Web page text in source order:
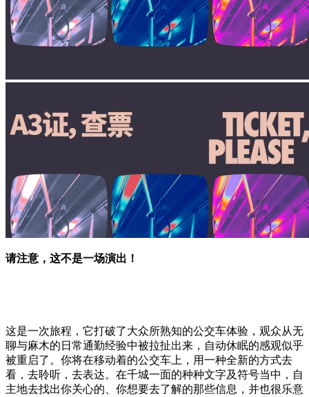
请注意，这不是一场演出！
这是一次旅程，它打破了大众所熟知的公交车体验，观众从无
聊与麻木的日常通勤经验中被拉扯出来，自动休眠的感观似乎
被重启了。你将在移动着的公交车上，用一种全新的方式去
看，去聆听，去表达。在千城一面的种种文字及符号当中，自
主地去找出你关心的、你想要去了解的那些信息，并也很乐意